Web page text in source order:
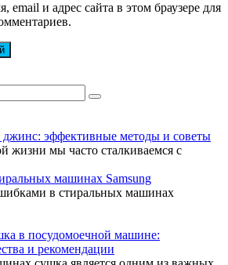
email и адрес сайта в этом браузере для
джинс: эффективные методы и советы
жизни мы часто сталкиваемся с
машинах Samsung
в стиральных машинах
в посудомоечной машине:
и рекомендации